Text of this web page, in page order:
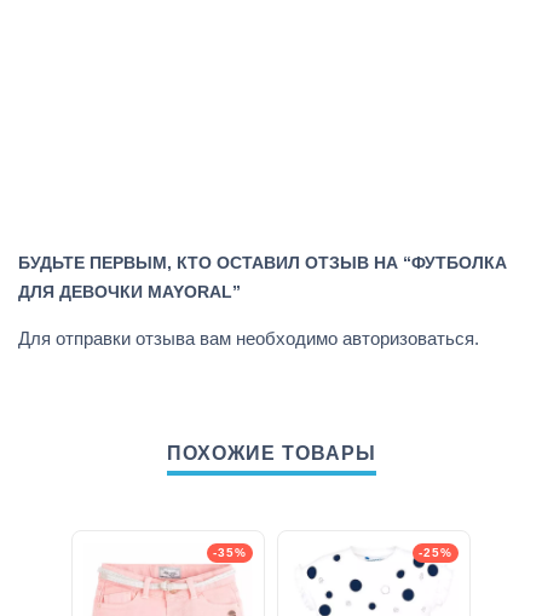
БУДЬТЕ ПЕРВЫМ, КТО ОСТАВИЛ ОТЗЫВ НА “ФУТБОЛКА
ДЛЯ ДЕВОЧКИ MAYORAL”
Для отправки отзыва вам необходимо авторизоваться.
ПОХОЖИЕ ТОВАРЫ
-35% -25%